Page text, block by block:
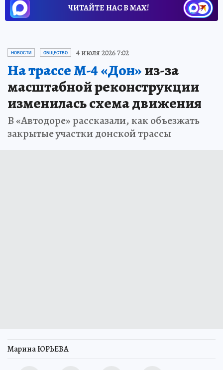
ЧИТАЙТЕ НАС В МАХ!
НОВОСТИ ОБЩЕСТВО 4 июля 2026 7:02
На трассе М-4 «Дон»из-за
масштабной реконструкции
изменилась схема движения
В «Автодоре» рассказали, как объезжать
закрытые участки донской трассы
Марина ЮРЬЕВА